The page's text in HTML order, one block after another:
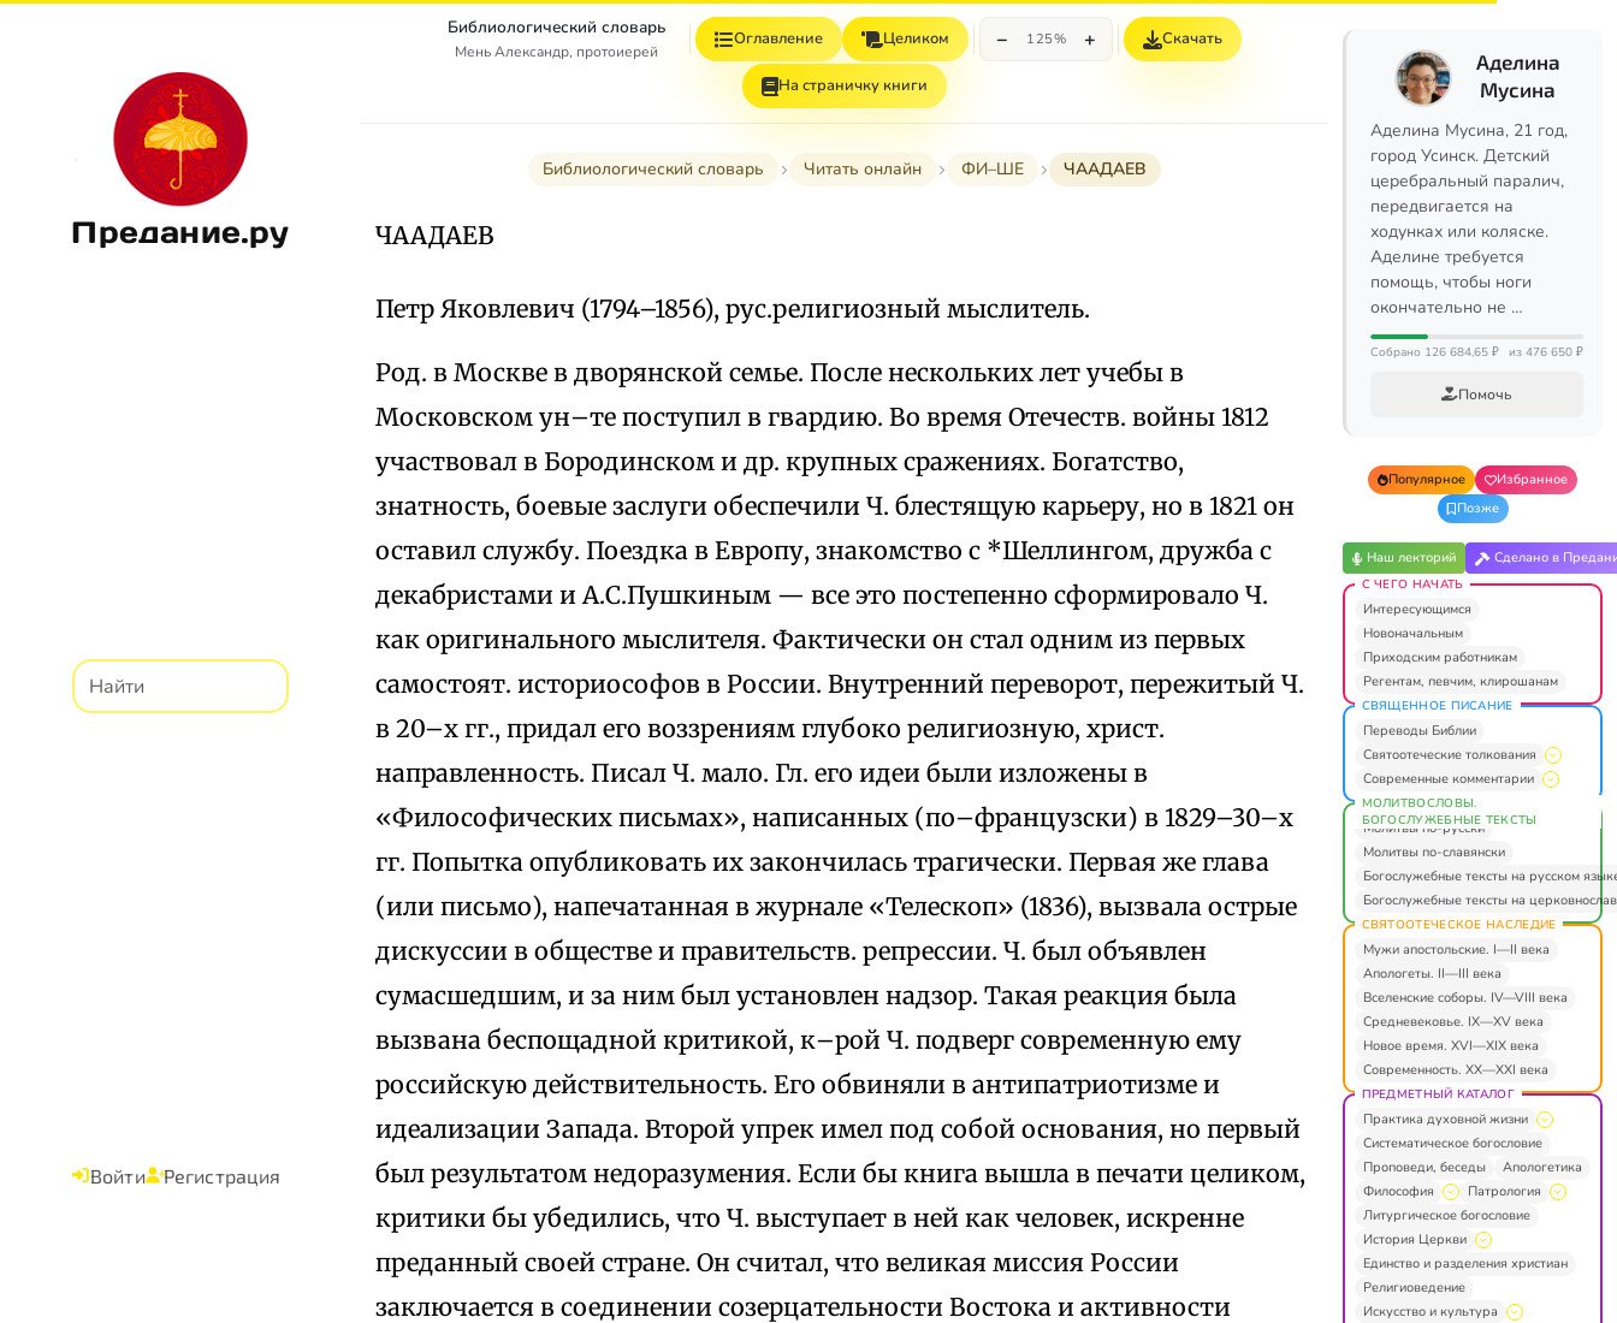
Предание.ру
Войти Регистрация
Библиологический словарь
Мень Александр, протоиерей
Оглавление Целиком − 125% + Скачать
На страничку книги
Библиологический словарь Читать онлайн ФИ–ШЕ ЧААДАЕВ
ЧААДАЕВ
Петр Яковлевич (1794–1856), рус.религиозный мыслитель.
Род. в Москве в дворянской семье. После нескольких лет учебы в
Московском ун–те поступил в гвардию. Во время Отечеств. войны 1812
участвовал в Бородинском и др. крупных сражениях. Богатство,
знатность, боевые заслуги обеспечили Ч. блестящую карьеру, но в 1821 он
оставил службу. Поездка в Европу, знакомство с *Шеллингом, дружба с
декабристами и А.С.Пушкиным — все это постепенно сформировало Ч.
как оригинального мыслителя. Фактически он стал одним из первых
самостоят. историософов в России. Внутренний переворот, пережитый Ч.
в 20–х гг., придал его воззрениям глубоко религиозную, христ.
направленность. Писал Ч. мало. Гл. его идеи были изложены в
«Философических письмах», написанных (по–французски) в 1829–30–х
гг. Попытка опубликовать их закончилась трагически. Первая же глава
(или письмо), напечатанная в журнале «Телескоп» (1836), вызвала острые
дискуссии в обществе и правительств. репрессии. Ч. был объявлен
сумасшедшим, и за ним был установлен надзор. Такая реакция была
вызвана беспощадной критикой, к–рой Ч. подверг современную ему
российскую действительность. Его обвиняли в антипатриотизме и
идеализации Запада. Второй упрек имел под собой основания, но первый
был результатом недоразумения. Если бы книга вышла в печати целиком,
критики бы убедились, что Ч. выступает в ней как человек, искренне
преданный своей стране. Он считал, что великая миссия России
заключается в соединении созерцательности Востока и активности
Аделина
Мусина
Аделина Мусина, 21 год,
город Усинск. Детский
церебральный паралич,
передвигается на
ходунках или коляске.
Аделине требуется
помощь, чтобы ноги
окончательно не …
Собрано 126 684,65 ₽ из 476 650 ₽
Помочь
Популярное
Избранное
Позже
Наш лекторий Сделано в
С ЧЕГО НАЧАТЬ
Интересующимся
Новоначальным
Приходским работникам
Регентам, певчим, клирошанам
СВЯЩЕННОЕ ПИСАНИЕ
Переводы Библии
Святоотеческие толкования
Современные комментарии
МОЛИТВОСЛОВЫ.
БОГОСЛУЖЕБНЫЕ ТЕКСТЫ
Молитвы по-русски
Молитвы по-славянски
Богослужебные тексты на русском
Богослужебные тексты на
СВЯТООТЕЧЕСКОЕ НАСЛЕДИЕ
Мужи апостольские. I—II века
Апологеты. II—III века
Вселенские соборы. IV—VIII века
Средневековье. IX—XV века
Новое время. XVI—XIX века
Современность. XX—XXI века
ПРЕДМЕТНЫЙ КАТАЛОГ
Практика духовной жизни
Систематическое богословие
Проповеди, беседы
Апологетика
Философия
Патрология
Литургическое богословие
История Церкви
Единство и разделения христиан
Религиоведение
Искусство и культура